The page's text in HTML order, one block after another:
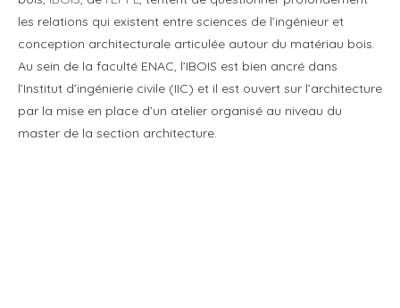
les relations qui existent entre sciences de l’ingénieur et
conception architecturale articulée autour du matériau bois.
Au sein de la faculté ENAC, l’IBOIS est bien ancré dans
l’Institut d’ingénierie civile (IIC) et il est ouvert sur l’architecture
par la mise en place d’un atelier organisé au niveau du
master de la section architecture.